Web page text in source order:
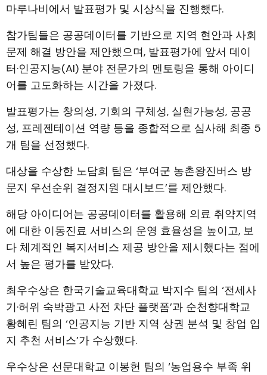
마루나비에서 발표평가 및 시상식을 진행했다.
참가팀들은 공공데이터를 기반으로 지역 현안과 사회
문제 해결 방안을 제안했으며, 발표평가에 앞서 데이
터·인공지능(AI) 분야 전문가의 멘토링을 통해 아이디
어를 고도화하는 시간을 가졌다.
발표평가는 창의성, 기회의 구체성, 실현가능성, 공공
성, 프레젠테이션 역량 등을 종합적으로 심사해 최종 5
개 팀을 선정했다.
대상을 수상한 노담희 팀은 ‘부여군 농촌왕진버스 방
문지 우선순위 결정지원 대시보드’를 제안했다.
해당 아이디어는 공공데이터를 활용해 의료 취약지역
에 대한 이동진료 서비스의 운영 효율성을 높이고, 보
다 체계적인 복지서비스 제공 방안을 제시했다는 점에
서 높은 평가를 받았다.
최우수상은 한국기술교육대학교 박지수 팀의 ‘전세사
기·허위 숙박광고 사전 차단 플랫폼’과 순천향대학교
황혜린 팀의 ‘인공지능 기반 지역 상권 분석 및 창업 입
지 추천 서비스’가 수상했다.
우수상은 선문대학교 이봉헌 팀의 ‘농업용수 부족 위